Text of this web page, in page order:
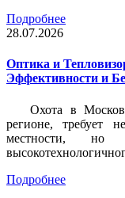
Подробнее
28.07.2026
Оптика и
Эффективности и
Охота в
регионе, требует
местности, но
Подробнее